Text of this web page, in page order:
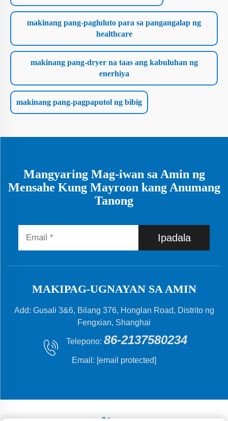
makinang pang-pagluluto para sa pangangalap ng
healthcare
makinang pang-dryer na taas ang kabuluhan ng
enerhiya
makinang pang-pagpaputol ng bibig
Mangyaring Mag-iwan sa Amin ng
Mensahe Kung Mayroon kang Anumang
Tanong
Ipadala
MAKIPAG-UGNAYAN SA AMIN
Add: Gusali 3&6, Bilang 376, Honglan Road, Distrito ng
Fengxian, Shanghai
Telepono: 86-2137580234
Email: [email protected]